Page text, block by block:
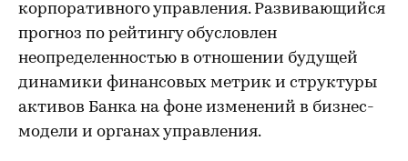
корпоративного управления. Развивающийся
прогноз по рейтингу обусловлен
неопределенностью в отношении будущей
динамики финансовых метрик и структуры
активов Банка на фоне изменений в бизнес-
модели и органах управления.